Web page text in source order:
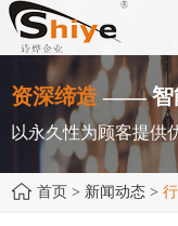
资深缔造 —— 智
以永久性为顾客提供
首页 > 新闻动态 >